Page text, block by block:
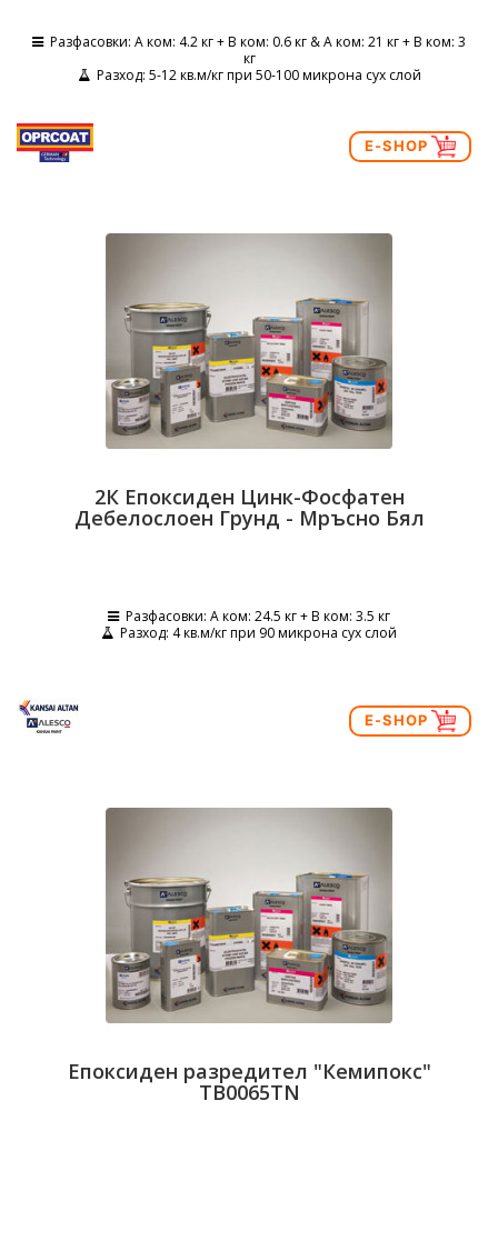
Разфасовки: А ком: 4.2 кг + B ком: 0.6 кг & А ком: 21 кг + B ком: 3
кг
Разход: 5-12 кв.м/кг при 50-100 микрона сух слой
E-SHOP
2К Епоксиден Цинк-Фосфатен
Дебелослоен Грунд - Мръсно Бял
Разфасовки: А ком: 24.5 кг + B ком: 3.5 кг
Разход: 4 кв.м/кг при 90 микрона сух слой
E-SHOP
Епоксиден разредител "Кемипокс"
TB0065TN